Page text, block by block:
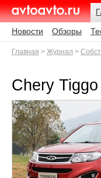
AvtoAvto.ru
Навигация
Подразделы
Новости Обзоры
Родительские
страницы
Главная Журнал
Chery
Дата: